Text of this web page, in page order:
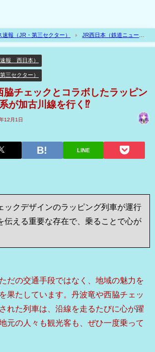
速報（JR・第三セクター）
JR西日本（鉄道ニュース
襲来??西脇チェックとコラボしたラッピング単行列車125系
報 西日本）
三セクター）
チェックとコラボしたラッピン
が加古川線を行く⁉
12月1日
LINE
ックデザインのラッピング列車が運行
伝える重要な存在で、乗ることで心が
だの交通手段ではなく、地域の魅力を
果たしています。丹波竜や西脇チェッ
れた列車は、沿線を走るたびに心が躍
元の人々も観光客も、ぜひ一度乗って